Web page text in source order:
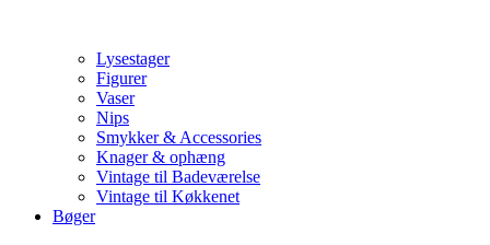
Lysestager
Figurer
Vaser
Nips
Smykker & Accessories
Knager & ophæng
Vintage til Badeværelse
Vintage til Køkkenet
Bøger